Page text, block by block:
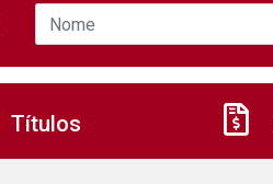
Títulos